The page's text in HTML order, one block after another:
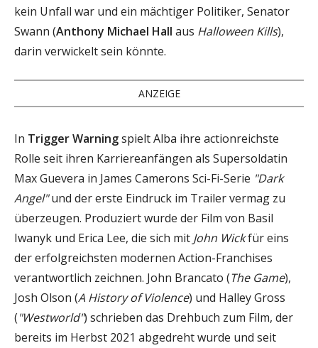
kein Unfall war und ein mächtiger Politiker, Senator
Swann (Anthony Michael Hall aus Halloween Kills),
darin verwickelt sein könnte.
ANZEIGE
In Trigger Warningspielt Alba ihre actionreichste
Rolle seit ihren Karriereanfängen als Supersoldatin
Max Guevera in James Camerons Sci-Fi-Serie "Dark
Angel"und der erste Eindruck im Trailer vermag zu
überzeugen. Produziert wurde der Film von Basil
Iwanyk und Erica Lee, die sich mit John Wickfür eins
der erfolgreichsten modernen Action-Franchises
verantwortlich zeichnen. John Brancato (The Game),
Josh Olson (A History of Violence) und Halley Gross
("Westworld") schrieben das Drehbuch zum Film, der
bereits im Herbst 2021 abgedreht wurde und seit